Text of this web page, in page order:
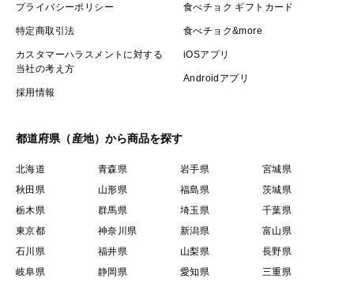
プライバシーポリシー
特定商取引法
カスタマーハラスメントに対する
当社の考え方
採用情報
食べチョク ギフトカード
食べチョク&more
iOSアプリ
Androidアプリ
都道府県（産地）から商品を探す
北海道 青森県 岩手県
宮城県
秋田県
山形県 福島県
茨城県
栃木県
群馬県 埼玉県
千葉県
東京都
神奈川県 新潟県
富山県
石川県
福井県 山梨県
長野県
岐阜県
静岡県 愛知県
三重県